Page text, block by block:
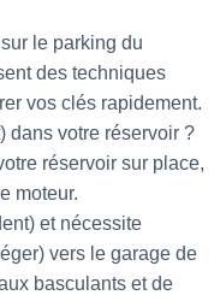
le parking du
des techniques
vos clés rapidement.
dans votre réservoir ?
réservoir sur place,
moteur.
et nécessite
vers le garage de
basculants et de